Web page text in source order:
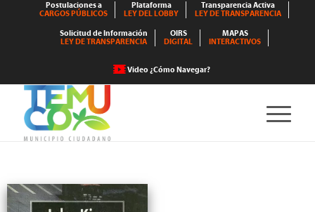
Postulaciones a
CARGOS PÚBLICOS
Plataforma
LEY DEL LOBBY
Transparencia Activa
LEY DE TRANSPARENCIA
Solicitud de Información
LEY DE TRANSPARENCIA
OIRS
DIGITAL
MAPAS
INTERACTIVOS
Video ¿Cómo Navegar?